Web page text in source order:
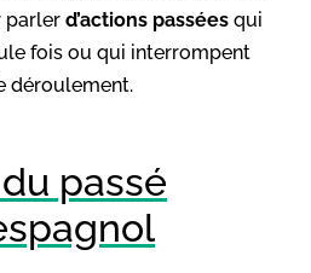
parler d’actions passées qui
fois ou qui interrompent
déroulement.
passé